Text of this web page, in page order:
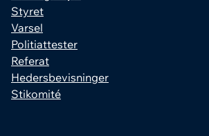
Styret
Varsel
Politiattester
Referat
Hedersbevisninger
Stikomité